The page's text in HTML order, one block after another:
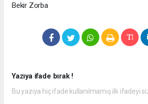
Bekir Zorba
Yazıya ifade bırak !
Bu yazıya hiç ifade kullanılmamış ilk ifadeyi